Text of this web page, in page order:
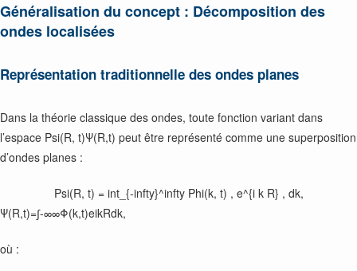
Généralisation du concept : Décomposition des
ondes localisées
Représentation traditionnelle des ondes planes
Dans la théorie classique des ondes, toute fonction variant dans
l’espace Psi(R, t)Ψ(R,t) peut être représenté comme une superposition
d’ondes planes :
Psi(R, t) = int_{-infty}^infty Phi(k, t) , e^{i k R} , dk,
Ψ(R,t)=∫-∞∞Φ(k,t)eikRdk,
où :